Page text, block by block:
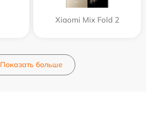
Xiaomi Mix Fold 2
Показать больше